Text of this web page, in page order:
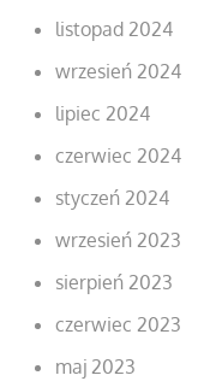
listopad 2024
wrzesień 2024
lipiec 2024
czerwiec 2024
styczeń 2024
wrzesień 2023
sierpień 2023
czerwiec 2023
maj 2023